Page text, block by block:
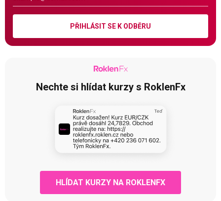
PŘIHLÁSIT SE K ODBĚRU
Nechte si hlídat kurzy s RoklenFx
HLÍDAT KURZY NA ROKLENFX